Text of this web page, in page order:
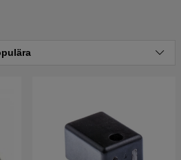
och reservdelslista till
2019-03 (96768320101)